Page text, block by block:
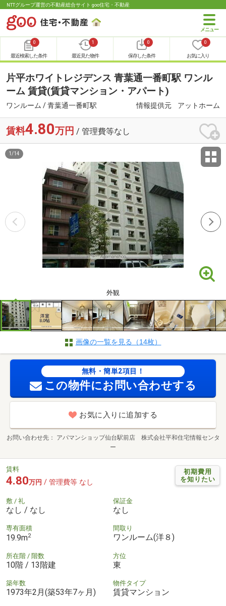
NTTグループ運営の不動産総合サイト goo住宅・不動産
0
最近検索した条件
1
最近見た物件
0
保存した条件
0
お気に入り
片平ホワイトレジデンス 青葉通一番町駅 ワンル
ーム 賃貸(賃貸マンション・アパート)
ワンルーム / 青葉通一番町駅 情報提供元 アットホーム
賃料4.80万円 / 管理費等なし
外観
1 /14
画像の一覧を見る（14枚）
無料・簡単2項目！
この物件にお問い合わせする
お気に入りに追加する
お問い合わせ先
アパマンショップ仙台駅前店 株式会社平和住宅情報センタ
ー
初期費用
を知りたい
賃料
4.80万円 / 管理費等 なし
敷 / 礼
なし / なし
保証金
なし
専有面積
19.9m2
間取り
ワンルーム(洋８)
所在階 / 階数
10階 / 13階建
方位
東
築年数
1973年2月(築53年7ヶ月)
物件タイプ
賃貸マンション